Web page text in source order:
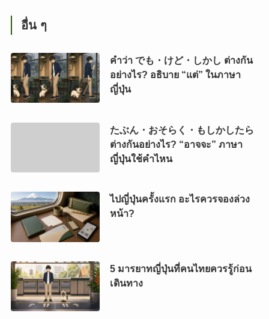
อื่น ๆ
คำว่า でも・けど・しかし ต่างกัน
อย่างไร? อธิบาย “แต่” ในภาษา
ญี่ปุ่น
たぶん・おそらく・もしかしたら
ต่างกันอย่างไร? “อาจจะ” ภาษา
ญี่ปุ่นใช้คำไหน
ไปญี่ปุ่นครั้งแรก อะไรควรจองล่วง
หน้า?
5 มารยาทญี่ปุ่นที่คนไทยควรรู้ก่อน
เดินทาง